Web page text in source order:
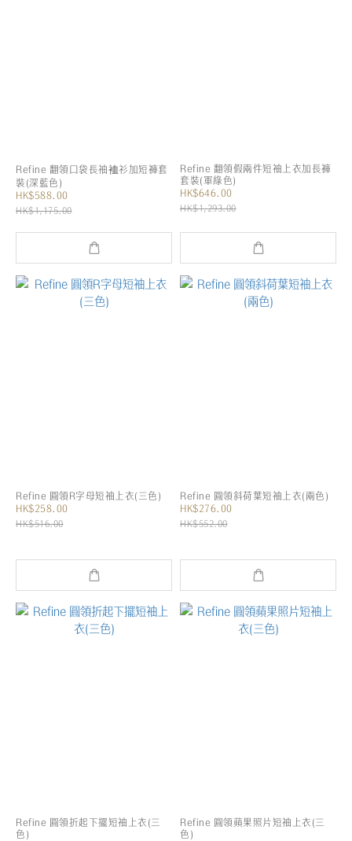
Refine 翻領口袋長袖裇衫加短褲套
裝(深藍色)
HK$588.00
HK$1,175.00
Refine 翻領假兩件短袖上衣加長褲
套裝(軍綠色)
HK$646.00
HK$1,293.00
Refine 圓領R字母短袖上衣(三色)
HK$258.00
HK$516.00
Refine 圓領斜荷葉短袖上衣(兩色)
HK$276.00
HK$552.00
Refine 圓領折起下擺短袖上衣(三
色)
Refine 圓領蘋果照片短袖上衣(三
色)